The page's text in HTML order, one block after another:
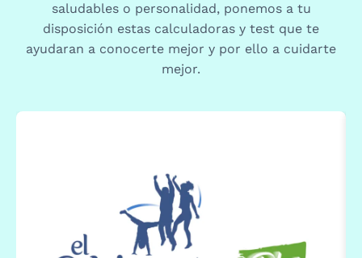
saludables o personalidad, ponemos a tu
disposición estas calculadoras y test que te
ayudaran a conocerte mejor y por ello a cuidarte
mejor.